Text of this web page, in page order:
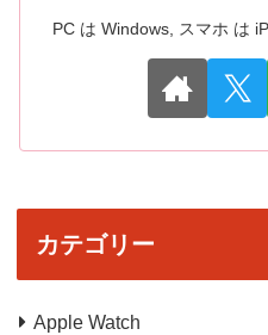
PC は Windows, スマホ は
カテゴリー
Apple Watch